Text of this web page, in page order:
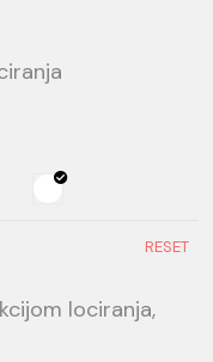
RESET
lociranja,